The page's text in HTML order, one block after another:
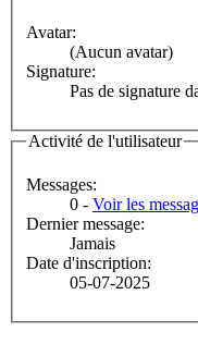
Avatar:
(Aucun avatar)
Signature:
Pas de signature
Activité de l'utilisateur
Messages:
0 - Voir les
Dernier message:
Jamais
Date d'inscription:
05-07-2025